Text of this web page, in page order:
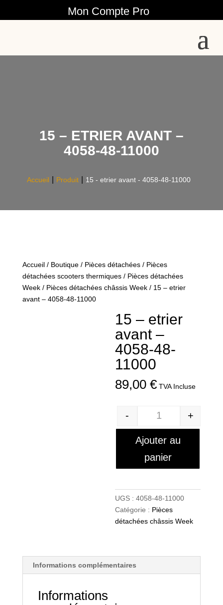
Mon Compte Pro
15 – ETRIER AVANT –
4058-48-11000
Accueil Produit 15 - etrier avant - 4058-48-11000
Accueil/ Boutique/ Pièces détachées/ Pièces
détachées scooters thermiques/ Pièces détachées
Week/ Pièces détachées châssis Week/ 15 – etrier
avant – 4058-48-11000
15 – etrier
avant –
4058-48-
11000
89,00€ TVA Incluse
Quantité
- +
Ajouter au
panier
UGS :4058-48-11000
Catégorie : Pièces
détachées châssis Week
Informations complémentaires
Informations